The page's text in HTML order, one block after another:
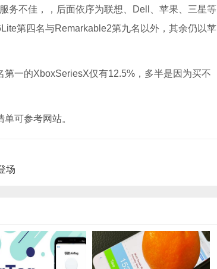
务不佳，，后面依序为联想、Dell、苹果、三星等
第四名与Remarkable2第九名以外，其余仍以苹
一的XboxSeriesX仅有12.5%，多半是因为买不
可参考网站。
场